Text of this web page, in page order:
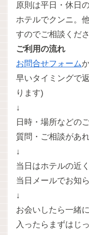
原則は平日・休日
ホテルでクンニ。
すのでご相談くだ
ご利用の流れ
お問合せフォーム
早いタイミングで
ります)
↓
日時・場所などの
質問・ご相談があ
↓
当日はホテルの近
当日メールでお知
↓
お会いしたら一緒
入ったらまずはじ